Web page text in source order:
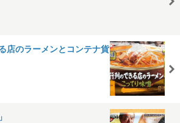
店のラーメンとコンテナ貨